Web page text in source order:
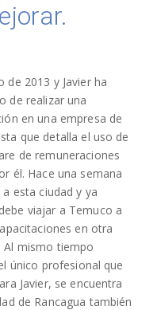
de 2013 y Javier ha
de realizar una
en una empresa de
que detalla el uso de
de remuneraciones
él. Hace una semana
esta ciudad y ya
viajar a Temuco a
en otra
Al mismo tiempo
único profesional que
Javier, se encuentra
de Rancagua también